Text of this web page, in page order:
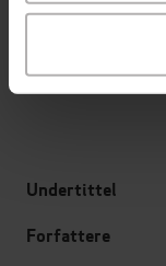
Undertittel
Forfattere